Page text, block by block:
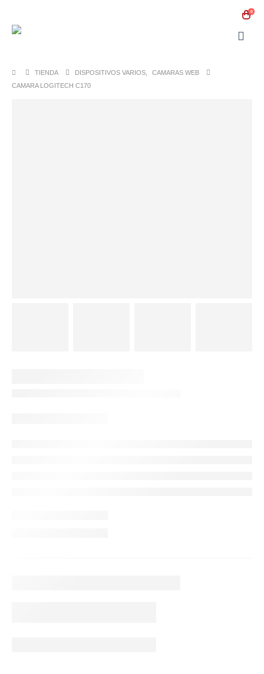
0
TIENDA DISPOSITIVOS VARIOS
CAMARAS WEB
CAMARA LOGITECH C170